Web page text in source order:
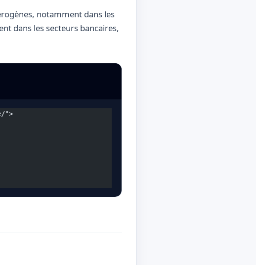
notamment dans les
dans les secteurs bancaires,
">